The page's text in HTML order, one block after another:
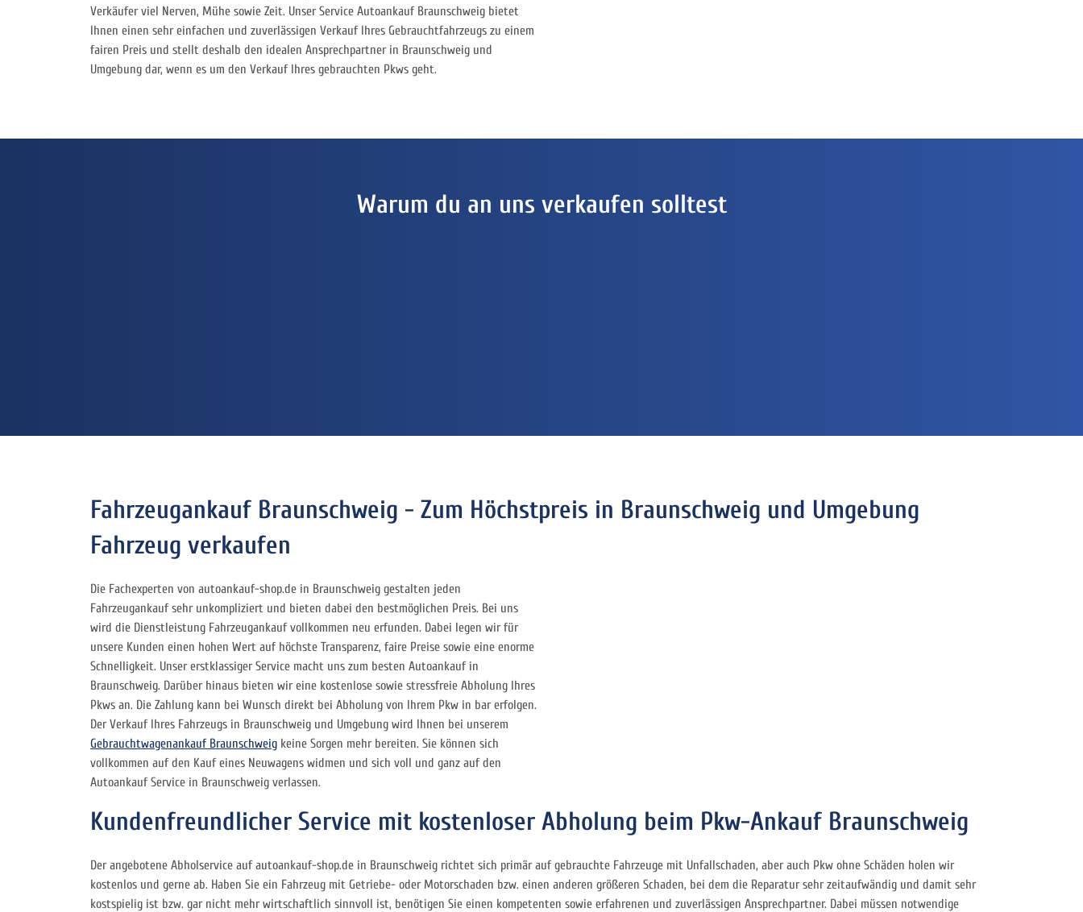
Verkäufer viel Nerven, Mühe sowie Zeit. Unser Service Autoankauf Braunschweig bietet
Ihnen einen sehr einfachen und zuverlässigen Verkauf Ihres Gebrauchtfahrzeugs zu einem
fairen Preis und stellt deshalb den idealen Ansprechpartner in Braunschweig und
Umgebung dar, wenn es um den Verkauf Ihres gebrauchten Pkws geht.
Warum du an uns verkaufen solltest
Fahrzeugankauf Braunschweig - Zum Höchstpreis in Braunschweig und Umgebung
Fahrzeug verkaufen
Die Fachexperten von autoankauf-shop.de in Braunschweig gestalten jeden
Fahrzeugankauf sehr unkompliziert und bieten dabei den bestmöglichen Preis. Bei uns
wird die Dienstleistung Fahrzeugankauf vollkommen neu erfunden. Dabei legen wir für
unsere Kunden einen hohen Wert auf höchste Transparenz, faire Preise sowie eine enorme
Schnelligkeit. Unser erstklassiger Service macht uns zum besten Autoankauf in
Braunschweig. Darüber hinaus bieten wir eine kostenlose sowie stressfreie Abholung Ihres
Pkws an. Die Zahlung kann bei Wunsch direkt bei Abholung von Ihrem Pkw in bar erfolgen.
Der Verkauf Ihres Fahrzeugs in Braunschweig und Umgebung wird Ihnen bei unserem
Gebrauchtwagenankauf Braunschweig keine Sorgen mehr bereiten. Sie können sich
vollkommen auf den Kauf eines Neuwagens widmen und sich voll und ganz auf den
Autoankauf Service in Braunschweig verlassen.
Kundenfreundlicher Service mit kostenloser Abholung beim Pkw-Ankauf Braunschweig
Der angebotene Abholservice auf autoankauf-shop.de in Braunschweig richtet sich primär auf gebrauchte Fahrzeuge mit Unfallschaden, aber auch Pkw ohne Schäden holen wir
kostenlos und gerne ab. Haben Sie ein Fahrzeug mit Getriebe- oder Motorschaden bzw. einen anderen größeren Schaden, bei dem die Reparatur sehr zeitaufwändig und damit sehr
kostspielig ist bzw. gar nicht mehr wirtschaftlich sinnvoll ist, benötigen Sie einen kompetenten sowie erfahrenen und zuverlässigen Ansprechpartner. Dabei müssen notwendige